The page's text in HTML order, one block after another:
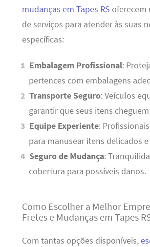
mudanças em Tapes RS oferecem
de serviços para atender às suas
específicas:
Embalagem Profissional:
pertences com embalagens
Transporte Seguro: Veículos
garantir que seus itens
Equipe Experiente:
para manusear itens delicados
Seguro de Mudança:
cobertura para possíveis danos.
Como Escolher a Melhor
Fretes e Mudanças em Tapes
Com tantas opções disponíveis,